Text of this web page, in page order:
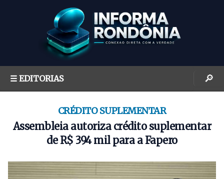
☰ EDITORIAS 🔎
CRÉDITO SUPLEMENTAR
Assembleia autoriza crédito suplementar
de R$ 394 mil para a Fapero